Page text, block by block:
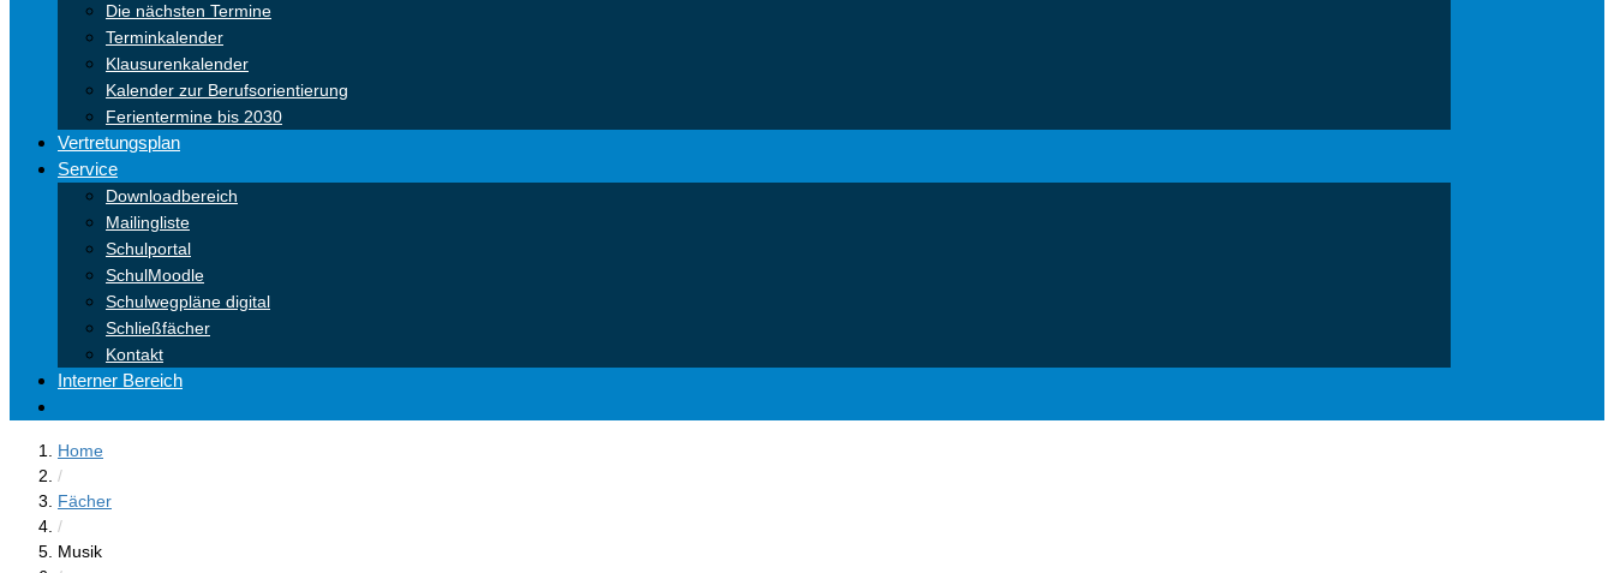
Die nächsten Termine
Terminkalender
Klausurenkalender
Kalender zur Berufsorientierung
Ferientermine bis 2030
Vertretungsplan
Service
Downloadbereich
Mailingliste
Schulportal
SchulMoodle
Schulwegpläne digital
Schließfächer
Kontakt
Interner Bereich
Home
/
Fächer
/
Musik